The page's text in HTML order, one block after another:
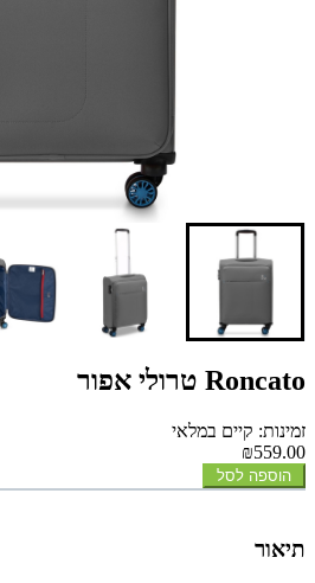
Roncato טרולי אפור
זמינות: קיים במלאי
₪559.00
הוספה לסל
תיאור